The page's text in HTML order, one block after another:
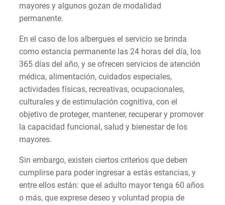
mayores y algunos gozan de modalidad
permanente.
En el caso de los albergues el servicio se brinda
como estancia permanente las 24 horas del día, los
365 días del año, y se ofrecen servicios de atención
médica, alimentación, cuidados especiales,
actividades físicas, recreativas, ocupacionales,
culturales y de estimulación cognitiva, con el
objetivo de proteger, mantener, recuperar y promover
la capacidad funcional, salud y bienestar de los
mayores.
Sin embargo, existen ciertos criterios que deben
cumplirse para poder ingresar a estás estancias, y
entre ellos están: que el adulto mayor tenga 60 años
o más, que exprese deseo y voluntad propia de